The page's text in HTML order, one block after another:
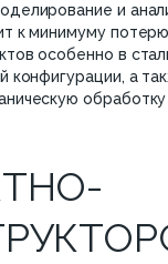
и
к минимуму
особенно в
конфигурации, а